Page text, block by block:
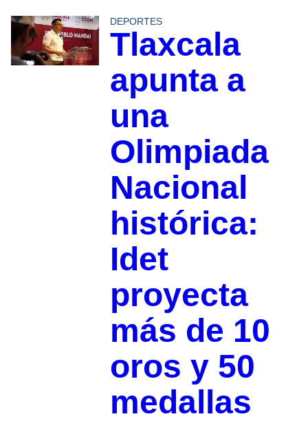
DEPORTES
Tlaxcala
apunta a
una
Olimpiada
Nacional
histórica:
Idet
proyecta
más de 10
oros y 50
medallas